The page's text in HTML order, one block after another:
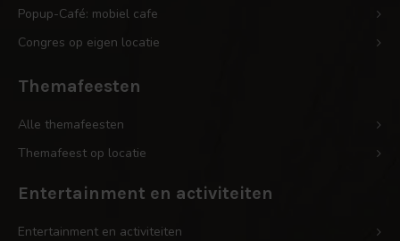
Popup-Café: mobiel cafe
Congres op eigen locatie
Themafeesten
Alle themafeesten
Themafeest op locatie
Entertainment en activiteiten
Entertainment en activiteiten